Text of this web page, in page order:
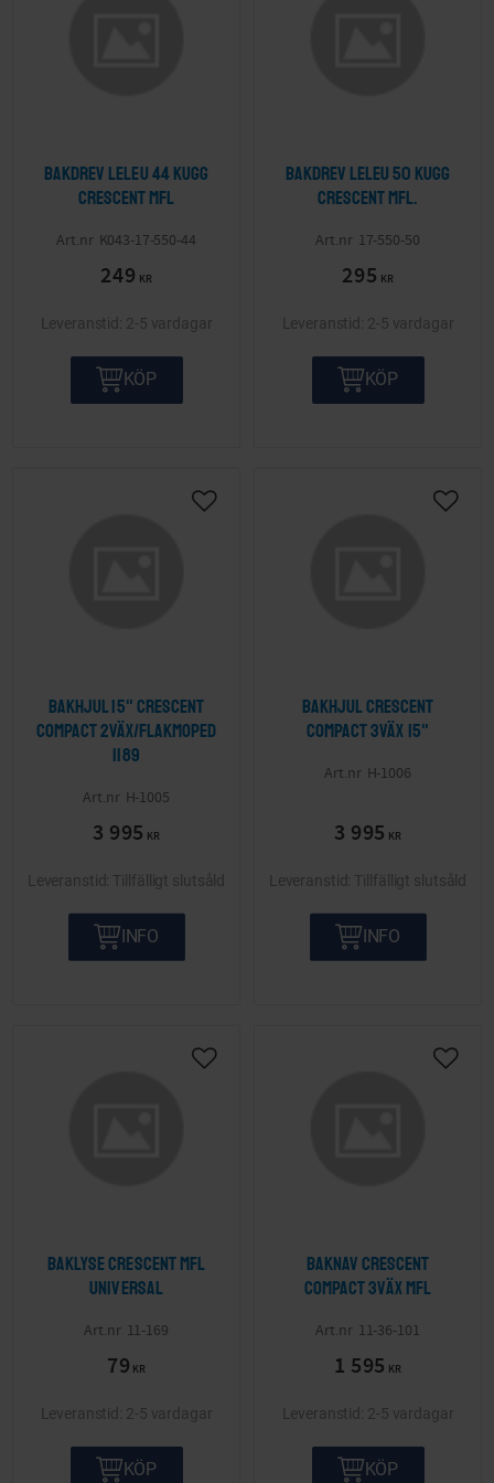
Bakdrev Leleu 44 kugg
Crescent mfl
K043-17-550-44
249 KR
2-5 vardagar
KÖP
Bakdrev Leleu 50 kugg
Crescent mfl.
17-550-50
295 KR
2-5 vardagar
KÖP
Bakhjul 15" Crescent
Compact 2väx/Flakmoped
1189
H-1005
3 995 KR
Lägg till i önskelista
Tillfälligt slutsåld
INFO
Bakhjul Crescent
Compact 3väx 15"
H-1006
3 995 KR
Lägg
Tillfälligt slutsåld
INFO
Baklyse Crescent mfl
Universal
11-169
79 KR
Lägg till i önskelista
2-5 vardagar
KÖP
Baknav Crescent
Compact 3väx mfl
11-36-101
1 595 KR
Lägg
2-5 vardagar
KÖP